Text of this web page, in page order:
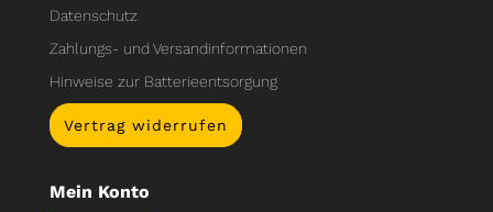
Datenschutz
Zahlungs- und Versandinformationen
Hinweise zur Batterieentsorgung
Vertrag widerrufen
Mein Konto